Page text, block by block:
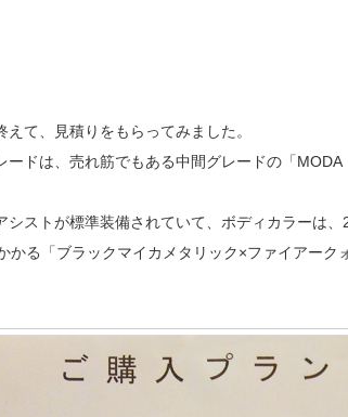
て、見積りをもらってみました。
ードは、売れ筋でもある中間グレードの「MODA
シストが標準装備されていて、ボディカラーは
かる「ブラックマイカメタリック×ファイアーク